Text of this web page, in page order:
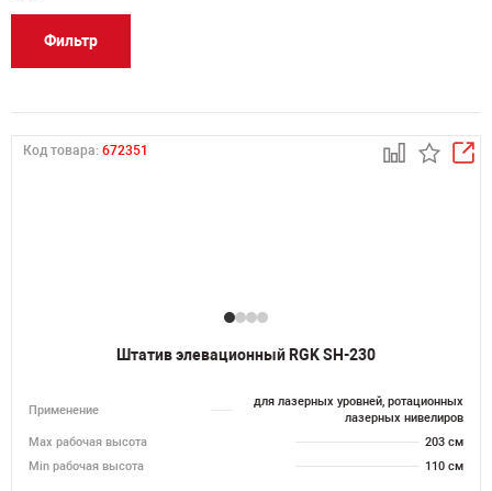
Фильтр
Код товара: 672351
Штатив элевационный RGK SH-230
Применение
для лазерных уровней, ротационных
лазерных нивелиров
Мах рабочая высота
203 см
Min рабочая высота
110 см